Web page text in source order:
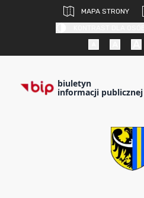
MAPA STRONY
biuletyn
informacji publicznej